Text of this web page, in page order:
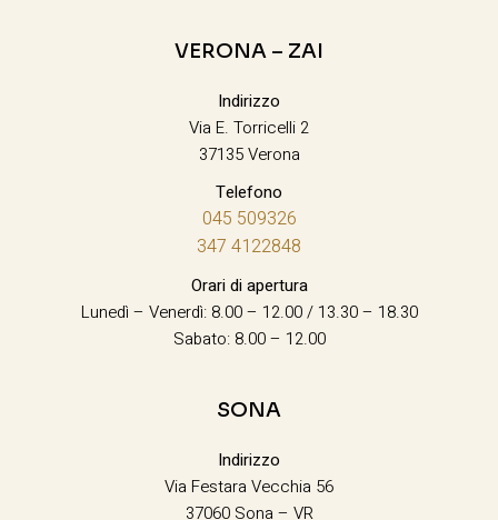
VERONA – ZAI
Indirizzo
Via E. Torricelli 2
37135 Verona
Telefono
045 509326
347 4122848
Orari di apertura
Lunedì – Venerdì: 8.00 – 12.00 / 13.30 – 18.30
Sabato: 8.00 – 12.00
SONA
Indirizzo
Via Festara Vecchia 56
37060 Sona – VR